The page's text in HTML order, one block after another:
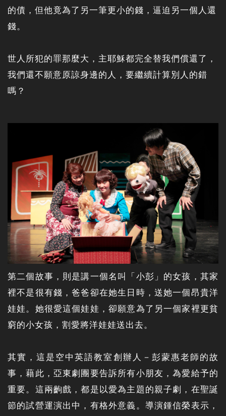
的債，但他竟為了另一筆更小的錢，逼迫另一個人還
錢。
世人所犯的罪那麼大，主耶穌都完全替我們償還了，
我們還不願意原諒身邊的人，要繼續計算別人的錯
嗎？
第二個故事，則是講一個名叫「小彭」的女孩，其家
裡不是很有錢，爸爸卻在她生日時，送她一個昂貴洋
娃娃。她很愛這個娃娃，卻願意為了另一個家裡更貧
窮的小女孩，割愛將洋娃娃送出去。
其實，這是空中英語教室創辦人－彭蒙惠老師的故
事，藉此，亞東劇團要告訴所有小朋友，為愛給予的
重要。這兩齣戲，都是以愛為主題的親子劇，在聖誕
節的試營運演出中，有格外意義。導演鍾信榮表示，